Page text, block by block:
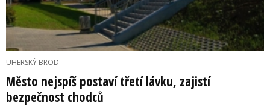
UHERSKÝ BROD
Město nejspíš postaví třetí lávku, zajistí
bezpečnost chodců